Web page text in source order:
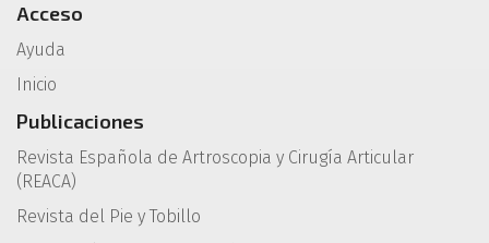
Acceso
Ayuda
Inicio
Publicaciones
Revista Española de Artroscopia y Cirugía Articular
(REACA)
Revista del Pie y Tobillo